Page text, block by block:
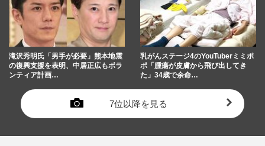
滝沢秀明氏「男手が必要」熊本地震
の復興支援を表明、中居正広もボラ
ンティア計画…
乳がんステージ4のYouTuberミミポ
ポ「腫瘍が皮膚から飛び出してき
た」34歳で余命…
7位以降を見る